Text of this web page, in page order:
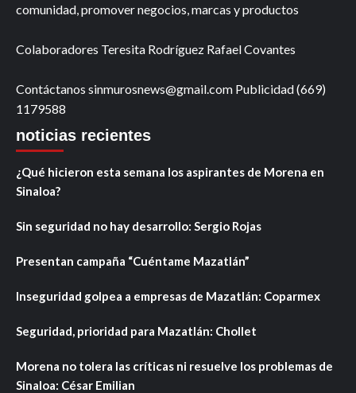
comunidad, promover negocios, marcas y productos
Colaboradores Teresita Rodríguez Rafael Covantes
Contáctanos sinmurosnews@gmail.com Publicidad (669)
1179588
noticias recientes
¿Qué hicieron esta semana los aspirantes de Morena en
Sinaloa?
Sin seguridad no hay desarrollo: Sergio Rojas
Presentan campaña “Cuéntame Mazatlán”
Inseguridad golpea a empresas de Mazatlán: Coparmex
Seguridad, prioridad para Mazatlán: Chollet
Morena no tolera las críticas ni resuelve los problemas de
Sinaloa: César Emilian